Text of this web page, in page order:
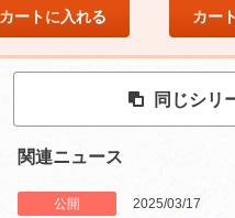
カートに入れる カー
同じシリ
関連ニュース
公開
2025/03/17